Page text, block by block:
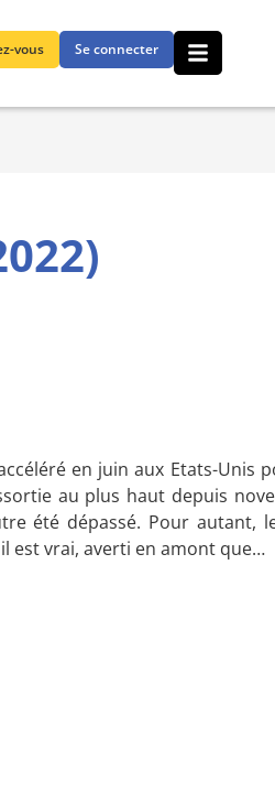
vous Se connecter
en juin aux Etats-Unis
au plus haut depuis
été dépassé. Pour autant,
est vrai, averti en amont que…